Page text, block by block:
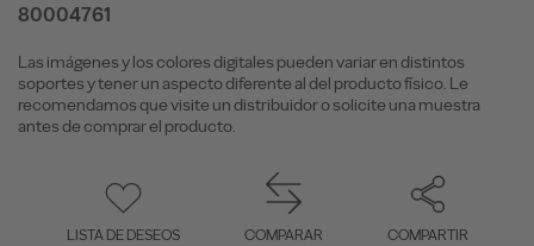
80004761
Las imágenes y los colores digitales pueden variar en distintos
soportes y tener un aspecto diferente al del producto físico. Le
recomendamos que visite un distribuidor o solicite una muestra
antes de comprar el producto.
LISTA DE DESEOS COMPARAR COMPARTIR